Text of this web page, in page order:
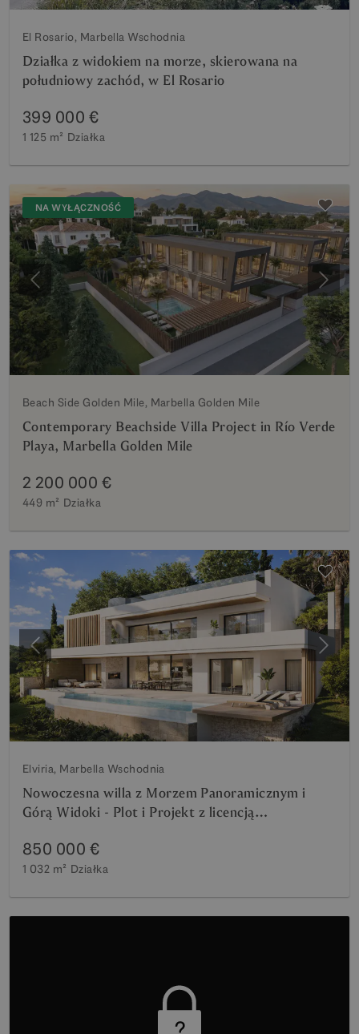
El Rosario, Marbella Wschodnia
Działka z widokiem na morze, skierowana na
południowy zachód, w El Rosario
399 000 €
1 125 m² Działka
NA WYŁĄCZNOŚĆ
Poprzedni
Beach Side Golden Mile, Marbella Golden Mile
Contemporary Beachside Villa Project in Río Verde
Playa, Marbella Golden Mile
2 200 000 €
449 m² Działka
Poprzedni
Elviria, Marbella Wschodnia
Nowoczesna willa z Morzem Panoramicznym i
Górą Widoki - Plot i Projekt z licencją
850 000 €
1 032 m² Działka